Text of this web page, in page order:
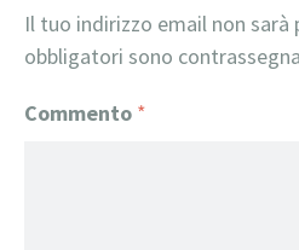
Il tuo indirizzo email non sarà
obbligatori sono
Commento *